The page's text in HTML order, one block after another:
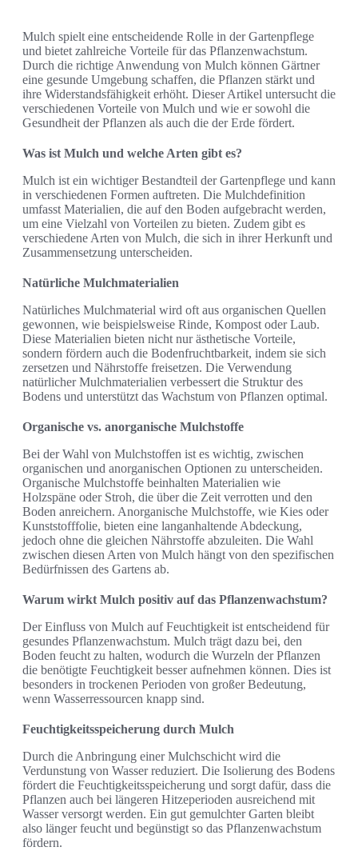
Mulch spielt eine entscheidende Rolle in der Gartenpflege
und bietet zahlreiche Vorteile für das Pflanzenwachstum.
Durch die richtige Anwendung von Mulch können Gärtner
eine gesunde Umgebung schaffen, die Pflanzen stärkt und
ihre Widerstandsfähigkeit erhöht. Dieser Artikel untersucht die
verschiedenen Vorteile von Mulch und wie er sowohl die
Gesundheit der Pflanzen als auch die der Erde fördert.
Was ist Mulch und welche Arten gibt es?
Mulch ist ein wichtiger Bestandteil der Gartenpflege und kann
in verschiedenen Formen auftreten. Die Mulchdefinition
umfasst Materialien, die auf den Boden aufgebracht werden,
um eine Vielzahl von Vorteilen zu bieten. Zudem gibt es
verschiedene Arten von Mulch, die sich in ihrer Herkunft und
Zusammensetzung unterscheiden.
Natürliche Mulchmaterialien
Natürliches Mulchmaterial wird oft aus organischen Quellen
gewonnen, wie beispielsweise Rinde, Kompost oder Laub.
Diese Materialien bieten nicht nur ästhetische Vorteile,
sondern fördern auch die Bodenfruchtbarkeit, indem sie sich
zersetzen und Nährstoffe freisetzen. Die Verwendung
natürlicher Mulchmaterialien verbessert die Struktur des
Bodens und unterstützt das Wachstum von Pflanzen optimal.
Organische vs. anorganische Mulchstoffe
Bei der Wahl von Mulchstoffen ist es wichtig, zwischen
organischen und anorganischen Optionen zu unterscheiden.
Organische Mulchstoffe beinhalten Materialien wie
Holzspäne oder Stroh, die über die Zeit verrotten und den
Boden anreichern. Anorganische Mulchstoffe, wie Kies oder
Kunststofffolie, bieten eine langanhaltende Abdeckung,
jedoch ohne die gleichen Nährstoffe abzuleiten. Die Wahl
zwischen diesen Arten von Mulch hängt von den spezifischen
Bedürfnissen des Gartens ab.
Warum wirkt Mulch positiv auf das Pflanzenwachstum?
Der Einfluss von Mulch auf Feuchtigkeit ist entscheidend für
gesundes Pflanzenwachstum. Mulch trägt dazu bei, den
Boden feucht zu halten, wodurch die Wurzeln der Pflanzen
die benötigte Feuchtigkeit besser aufnehmen können. Dies ist
besonders in trockenen Perioden von großer Bedeutung,
wenn Wasserressourcen knapp sind.
Feuchtigkeitsspeicherung durch Mulch
Durch die Anbringung einer Mulchschicht wird die
Verdunstung von Wasser reduziert. Die Isolierung des Bodens
fördert die Feuchtigkeitsspeicherung und sorgt dafür, dass die
Pflanzen auch bei längeren Hitzeperioden ausreichend mit
Wasser versorgt werden. Ein gut gemulchter Garten bleibt
also länger feucht und begünstigt so das Pflanzenwachstum
fördern.